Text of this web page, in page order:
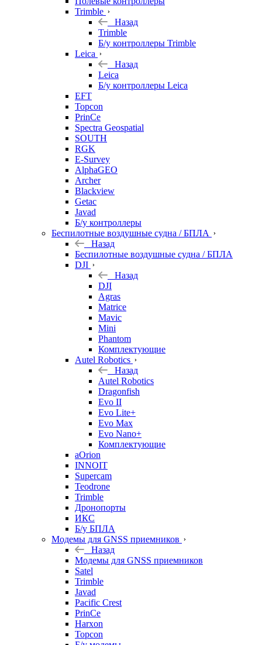
Trimble
Назад
Trimble
Б/у контроллеры Trimble
Leica
Назад
Leica
Б/у контроллеры Leica
EFT
Topcon
PrinCe
Spectra Geospatial
SOUTH
RGK
E-Survey
AlphaGEO
Archer
Blackview
Getac
Javad
Б/у контроллеры
Беспилотные воздушные судна / БПЛА
Назад
Беспилотные воздушные судна / БПЛА
DJI
Назад
DJI
Agras
Matrice
Mavic
Mini
Phantom
Комплектующие
Autel Robotics
Назад
Autel Robotics
Dragonfish
Evo II
Evo Lite+
Evo Max
Evo Nano+
Комплектующие
aOrion
INNOIT
Supercam
Teodrone
Trimble
Дронопорты
ИКС
Б/у БПЛА
Модемы для GNSS приемников
Назад
Модемы для GNSS приемников
Satel
Trimble
Javad
Pacific Crest
PrinCe
Harxon
Topcon